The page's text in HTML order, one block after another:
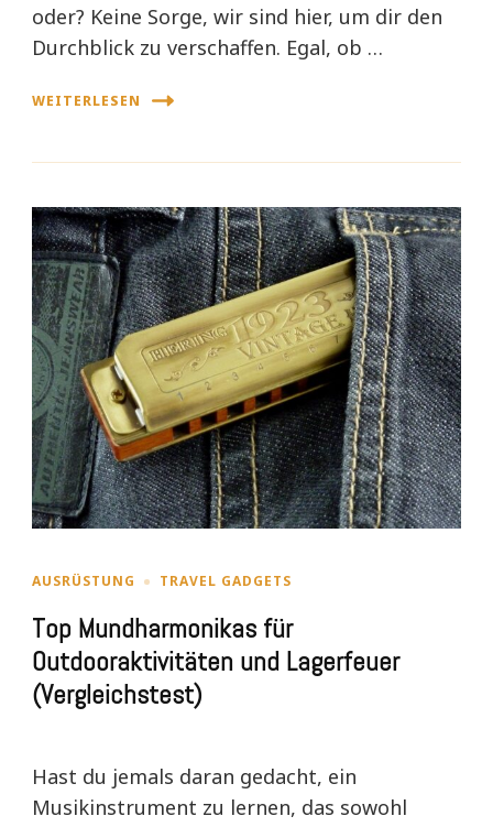
oder? Keine Sorge, wir sind hier, um dir den
Durchblick zu verschaffen. Egal, ob …
WEITERLESEN
AUSRÜSTUNG TRAVEL GADGETS
Top Mundharmonikas für
Outdooraktivitäten und Lagerfeuer
(Vergleichstest)
Hast du jemals daran gedacht, ein
Musikinstrument zu lernen, das sowohl